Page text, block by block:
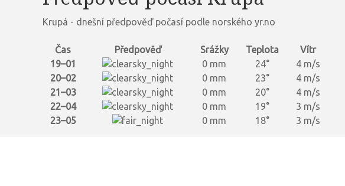
Krupá - dnešní předpověď počasí podle norského yr.no
Čas Předpověď Srážky Teplota
Vítr
19–01
0 mm 24°
4 m/s
20–02
0 mm 23°
4 m/s
21–03
0 mm 20°
4 m/s
22–04
0 mm 19°
3 m/s
23–05
0 mm 18° 3 m/s